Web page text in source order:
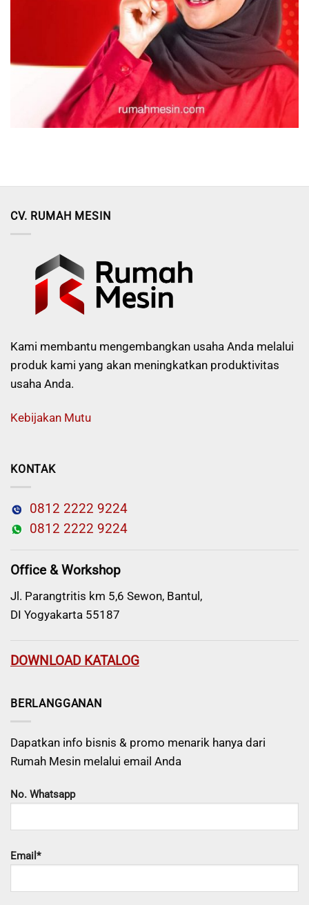
CV. RUMAH MESIN
Kami membantu mengembangkan usaha Anda melalui
produk kami yang akan meningkatkan produktivitas
usaha Anda.
Kebijakan Mutu
KONTAK
0812 2222 9224
0812 2222 9224
Office & Workshop
Jl. Parangtritis km 5,6 Sewon, Bantul,
DI Yogyakarta 55187
DOWNLOAD KATALOG
BERLANGGANAN
Dapatkan info bisnis & promo menarik hanya dari
Rumah Mesin melalui email Anda
No. Whatsapp
Email*